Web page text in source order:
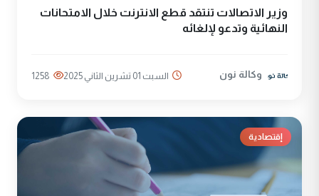
وزير الاتصالات تنتقد قطع الانترنت خلال الامتحانات
النهائية وتدعو لإلغائه
وكالة نون السبت 01 تشرين الثاني 2025 1258
إقتصادية